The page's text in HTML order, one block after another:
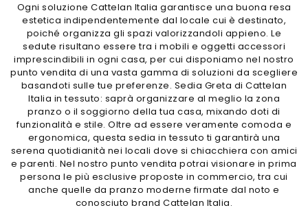
Ogni soluzione Cattelan Italia garantisce una buona resa
estetica indipendentemente dal locale cui è destinato,
poiché organizza gli spazi valorizzandoli appieno. Le
sedute risultano essere tra i mobili e oggetti accessori
imprescindibili in ogni casa, per cui disponiamo nel nostro
punto vendita di una vasta gamma di soluzioni da scegliere
basandoti sulle tue preferenze. Sedia Greta di Cattelan
Italia in tessuto: saprà organizzare al meglio la zona
pranzo o il soggiorno della tua casa, mixando doti di
funzionalità e stile. Oltre ad essere veramente comoda e
ergonomica, questa sedia in tessuto ti garantirà una
serena quotidianità nei locali dove si chiacchiera con amici
e parenti. Nel nostro punto vendita potrai visionare in prima
persona le più esclusive proposte in commercio, tra cui
anche quelle da pranzo moderne firmate dal noto e
conosciuto brand Cattelan Italia.